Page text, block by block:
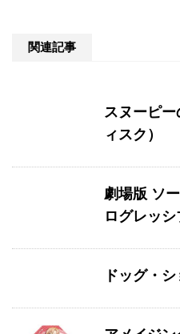
関連記事
スヌーピ
ィスク）
劇場版 ソ
ログレッ
ドッグ・